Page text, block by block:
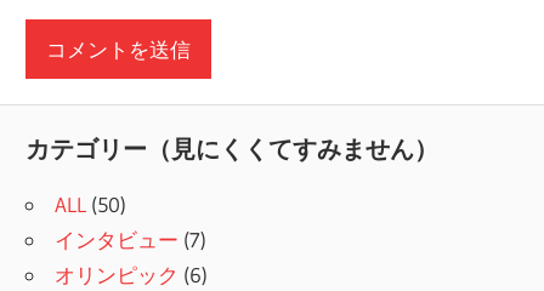
カテゴリー（見にくくてすみません）
ALL (50)
インタビュー (7)
オリンピック (6)